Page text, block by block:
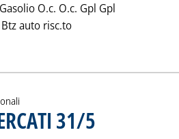
O.c. O.c. Gpl Gpl
auto risc.to
31/5